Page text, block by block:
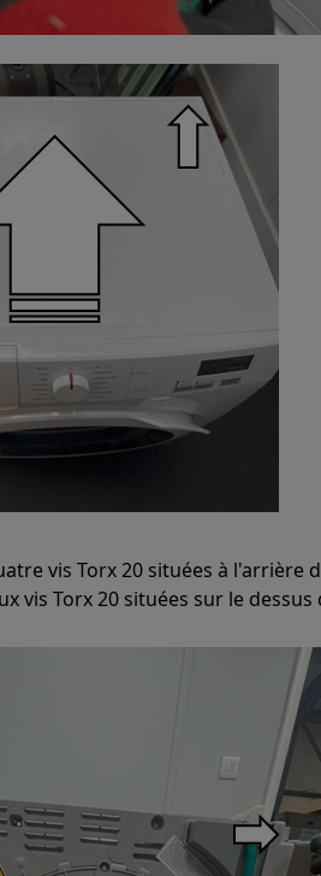
vis Torx 20 situées à l'arrière
vis Torx 20 situées sur le